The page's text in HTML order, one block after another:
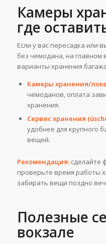
Камеры
где
Если у вас пересадка или
без чемодана, на главном
варианты хранения
Камеры хранения/
чемоданов, оплата
хранения.
Сервис хранения
удобнее для крупного
вещей.
Рекомендация:сделайте
проверьте время работы
забирать вещи поздно
Полезные
вокзале